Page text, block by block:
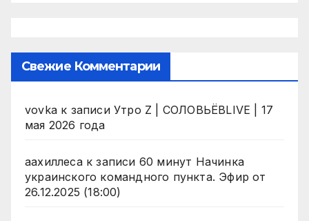
Свежие Комментарии
vovka к записи Утро Z | СОЛОВЬЁВLIVE | 17
мая 2026 года
аахиллесак записи 60 минут Начинка
украинского командного пункта. Эфир от
26.12.2025 (18:00)